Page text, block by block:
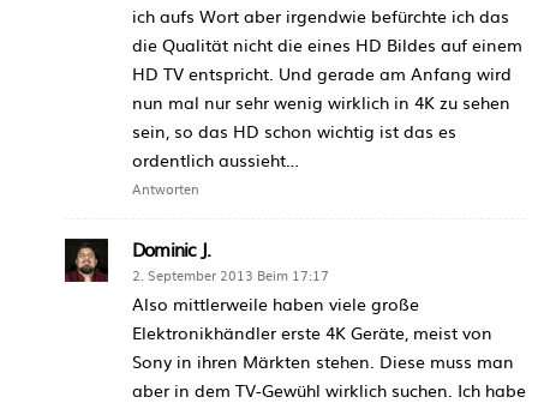
ich aufs Wort aber irgendwie befürchte ich das
die Qualität nicht die eines HD Bildes auf einem
HD TV entspricht. Und gerade am Anfang wird
nun mal nur sehr wenig wirklich in 4K zu sehen
sein, so das HD schon wichtig ist das es
ordentlich aussieht…
Antworten
Dominic J.
2. September 2013 Beim 17:17
Also mittlerweile haben viele große
Elektronikhändler erste 4K Geräte, meist von
Sony in ihren Märkten stehen. Diese muss man
aber in dem TV-Gewühl wirklich suchen. Ich habe